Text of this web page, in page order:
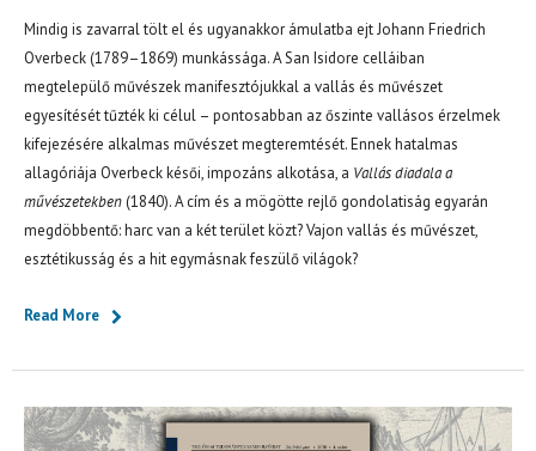
Mindig is zavarral tölt el és ugyanakkor ámulatba ejt Johann Friedrich
Overbeck (1789–1869) munkássága. A San Isidore celláiban
megtelepülő művészek manifesztójukkal a vallás és művészet
egyesítését tűzték ki célul – pontosabban az őszinte vallásos érzelmek
kifejezésére alkalmas művészet megteremtését. Ennek hatalmas
allagóriája Overbeck késői, impozáns alkotása, a Vallás diadala a
művészetekben(1840). A cím és a mögötte rejlő gondolatiság egyarán
megdöbbentő: harc van a két terület közt? Vajon vallás és művészet,
esztétikusság és a hit egymásnak feszülő világok?
Read More